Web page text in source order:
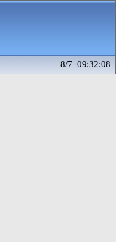
8/7 09:32:08